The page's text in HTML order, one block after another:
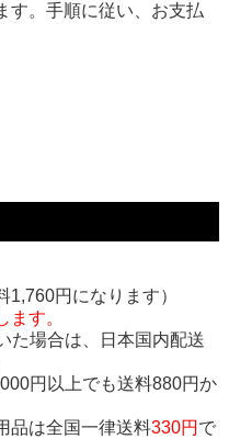
す。手順に従い、お支払
1,760円になります）
す。
た場合は、日本国内配送
円以上でも送料880円か
品は全国一律送料330円 で